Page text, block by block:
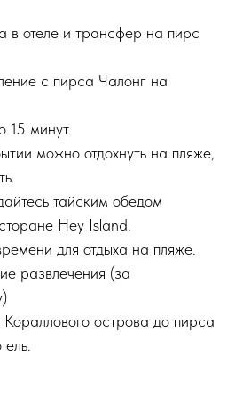
отеле и трансфер на пирс
с пирса Чалонг на
15 минут.
можно отдохнуть на пляже,
тайским обедом
Hey Island.
для отдыха на пляже.
развлечения (за
острова до пирса